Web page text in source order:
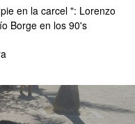
en la carcel ": Lorenzo
Borge en los 90's